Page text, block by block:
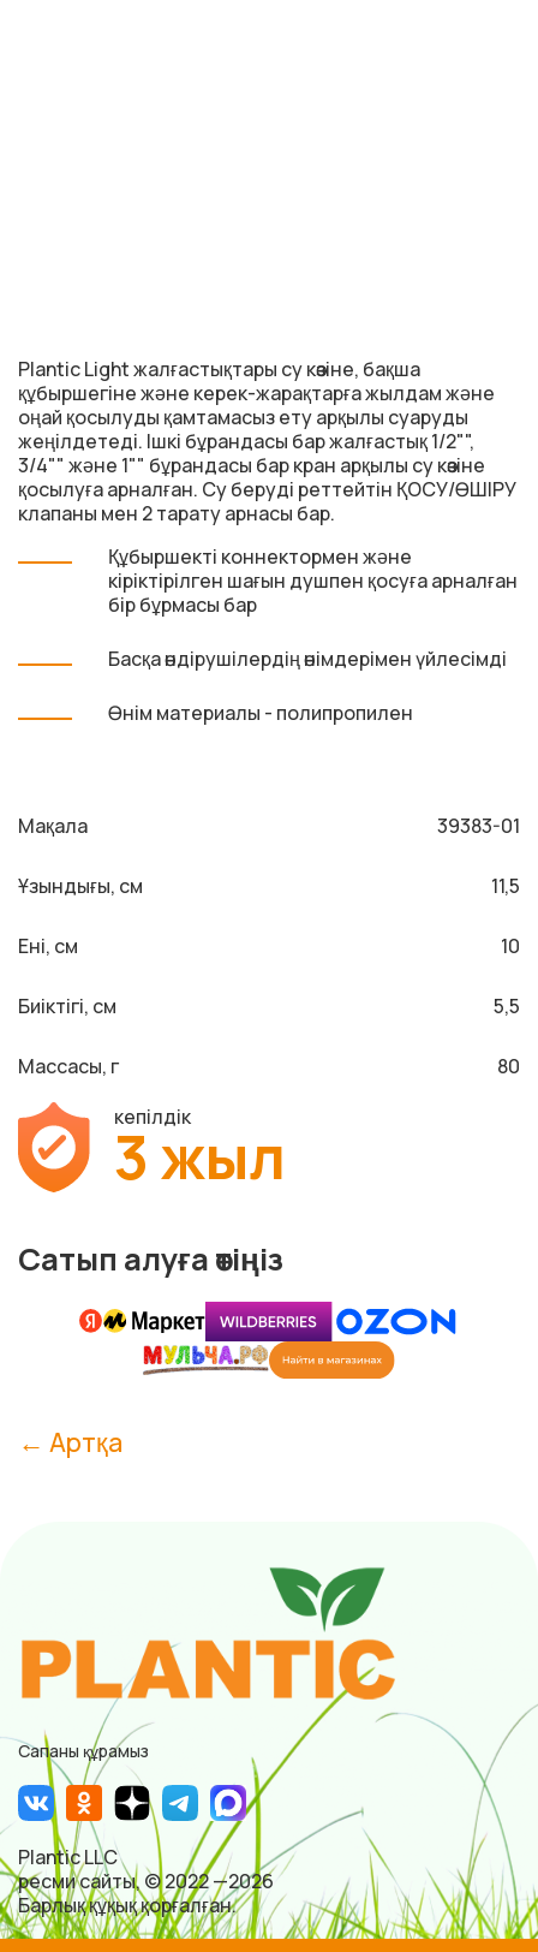
Plantic Light жалғастықтары су көзіне, бақша
құбыршегіне және керек-жарақтарға жылдам және
оңай қосылуды қамтамасыз ету арқылы суаруды
жеңілдетеді. Ішкі бұрандасы бар жалғастық 1/2"",
3/4"" және 1"" бұрандасы бар кран арқылы су көзіне
қосылуға арналған. Су беруді реттейтін ҚОСУ/ӨШІРУ
клапаны мен 2 тарату арнасы бар.
Құбыршекті коннектормен және
кіріктірілген шағын душпен қосуға арналған
бір бұрмасы бар
Басқа өндірушілердің өнімдерімен үйлесімді
Өнім материалы - полипропилен
Мақала 39383-01
Ұзындығы, см 11,5
Ені, см 10
Биіктігі, см 5,5
Массасы, г
80
кепілдік
3 жыл
Сатып алуға өтіңіз
← Артқа
Сапаны құрамыз
Plantic LLC
ресми сайты, © 2022 —2026
Барлық құқық қорғалған.